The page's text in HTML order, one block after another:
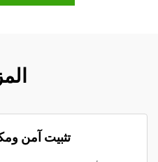
تثبيت آمن ومكافحة